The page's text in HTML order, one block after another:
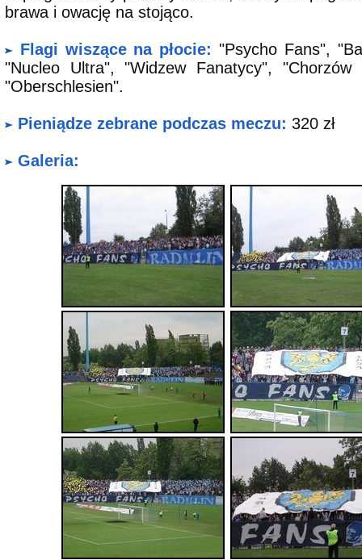
brawa i owację na stojąco.
Flagi wiszące na płocie: "Psycho Fans",
"Nucleo Ultra", "Widzew Fanatycy", "Chorzów
"Oberschlesien".
Pieniądze zebrane podczas meczu: 320 zł
Galeria: